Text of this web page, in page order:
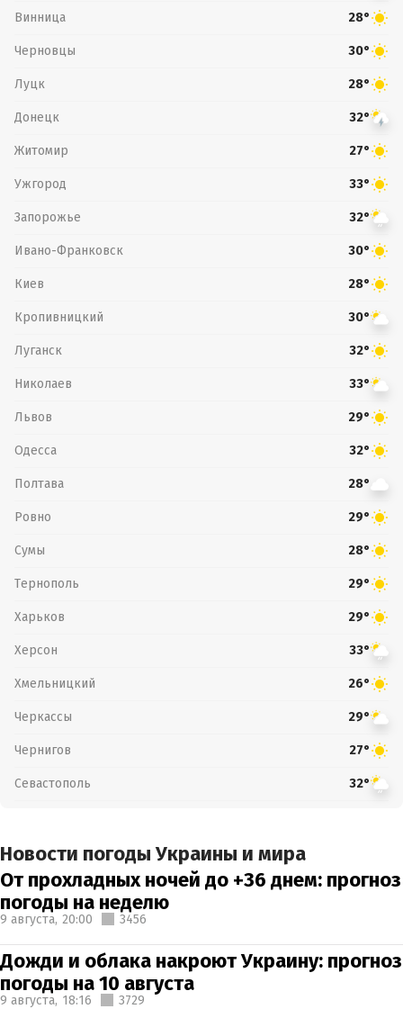
Винница 28°
Черновцы 30°
Луцк 28°
Донецк 32°
Житомир 27°
Ужгород 33°
Запорожье 32°
Ивано-Франковск 30°
Киев 28°
Кропивницкий 30°
Луганск 32°
Николаев 33°
Львов 29°
Одесса 32°
Полтава 28°
Ровно 29°
Сумы 28°
Тернополь 29°
Харьков 29°
Херсон 33°
Хмельницкий 26°
Черкассы 29°
Чернигов 27°
Севастополь 32°
Новости погоды Украины и мира
От прохладных ночей до +36 днем: прогноз
погоды на неделю
9 августа, 20:00 3456
Дожди и облака накроют Украину: прогноз
погоды на 10 августа
9 августа, 18:16 3729